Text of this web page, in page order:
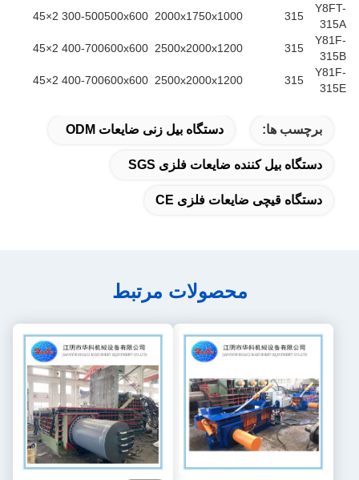
Y8FT-
315A
315
2000x1750x1000
500x600
300-500
2×45
Y81F-
315B
315
2500x2000x1200
600x600
400-700
2×45
Y81F-
315E
315
2500x2000x1200
600x600
400-700
2×45
برچسب ها: دستگاه بیل زنی ضایعات ODM
دستگاه بیل کننده ضایعات فلزی SGS
دستگاه قیچی ضایعات فلزی CE
محصولات مرتبط